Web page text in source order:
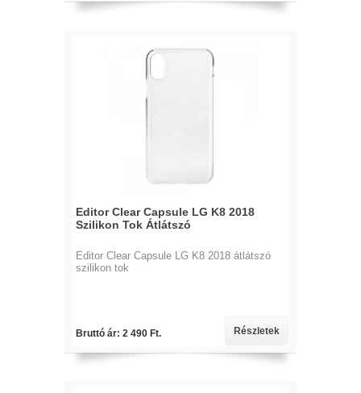
Editor Clear Capsule LG K8 2018
Szilikon Tok Átlátszó
Editor Clear Capsule LG K8 2018 átlátszó
szilikon tok
Bruttó ár: 2 490 Ft. Részletek